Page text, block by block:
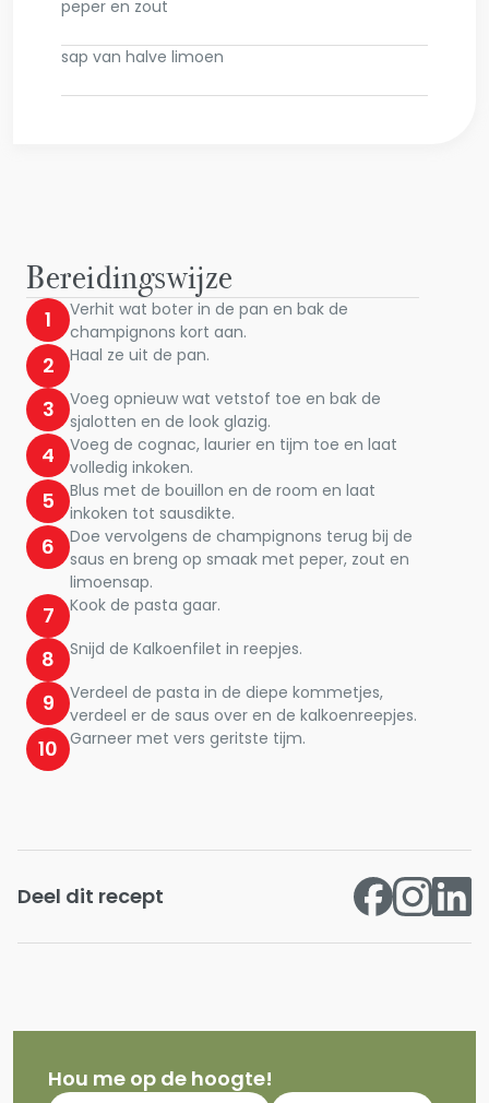
peper en zout
sap van halve limoen
Bereidingswijze
1
Verhit wat boter in de pan en bak de
champignons kort aan.
2 Haal ze uit de pan.
3
Voeg opnieuw wat vetstof toe en bak de
sjalotten en de look glazig.
4
Voeg de cognac, laurier en tijm toe en laat
volledig inkoken.
5
Blus met de bouillon en de room en laat
inkoken tot sausdikte.
6
Doe vervolgens de champignons terug bij de
saus en breng op smaak met peper, zout en
limoensap.
7 Kook de pasta gaar.
8 Snijd de Kalkoenfilet in reepjes.
9
Verdeel de pasta in de diepe kommetjes,
verdeel er de saus over en de kalkoenreepjes.
10 Garneer met vers geritste tijm.
Deel dit recept
Hou me op de hoogte!